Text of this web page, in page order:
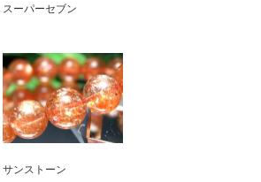
スーパーセブン
サンストーン